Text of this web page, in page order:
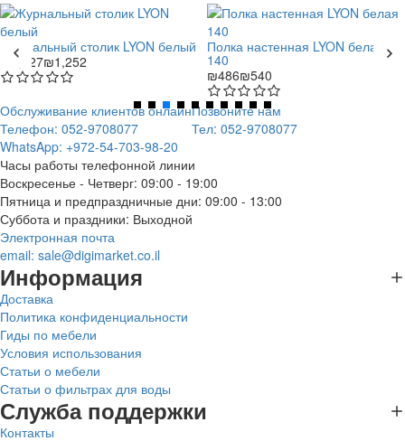
Журнальный столик LYON белый
₪1,127₪1,252
Полка настенная LYON белая
140
₪486₪540
Обслуживание клиентов онлайн
Телефон: 052-9708077
WhatsApp: +972-54-703-98-20
Позвоните нам
Тел: 052-9708077
Часы работы телефонной линии
Воскресенье - Четверг: 09:00 - 19:00
Пятница и предпраздничные дни: 09:00 - 13:00
Суббота и праздники: Выходной
Электронная почта
email: sale@digimarket.co.il
Информация
Доставка
Политика конфиденциальности
Гиды по мебели
Условия использования
Статьи о мебели
Статьи о фильтрах для воды
Служба поддержки
Контакты